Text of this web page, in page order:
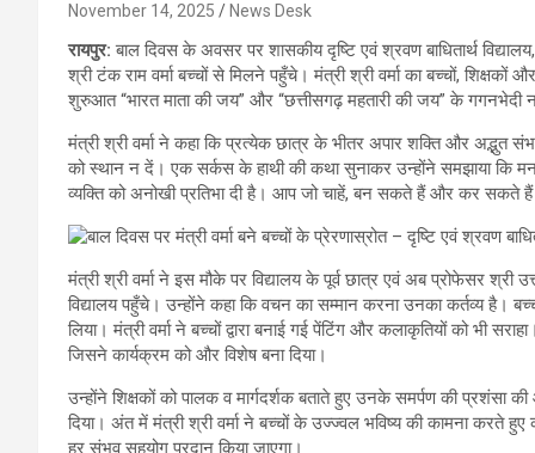
November 14, 2025 News Desk
रायपुर:बाल दिवस के अवसर पर शासकीय दृष्टि एवं श्रवण बाधितार्थ
श्री टंक राम वर्मा बच्चों से मिलने पहुँचे। मंत्री श्री वर्मा का बच्चों, शिक्षकों
शुरुआत “भारत माता की जय” और “छत्तीसगढ़ महतारी की जय” के गगनभेदी
मंत्री श्री वर्मा ने कहा कि प्रत्येक छात्र के भीतर अपार शक्ति और अद्भुत
को स्थान न दें। एक सर्कस के हाथी की कथा सुनाकर उन्होंने समझाया कि
व्यक्ति को अनोखी प्रतिभा दी है। आप जो चाहें, बन सकते हैं और कर सकते
मंत्री श्री वर्मा ने इस मौके पर विद्यालय के पूर्व छात्र एवं अब प्रोफेसर श्री
विद्यालय पहुँचे। उन्होंने कहा कि वचन का सम्मान करना उनका कर्तव्य है।
लिया। मंत्री वर्मा ने बच्चों द्वारा बनाई गई पेंटिंग और कलाकृतियों को भी
जिसने कार्यक्रम को और विशेष बना दिया।
उन्होंने शिक्षकों को पालक व मार्गदर्शक बताते हुए उनके समर्पण की प्रशंसा
दिया। अंत में मंत्री श्री वर्मा ने बच्चों के उज्ज्वल भविष्य की कामना
हर संभव सहयोग प्रदान किया जाएगा।